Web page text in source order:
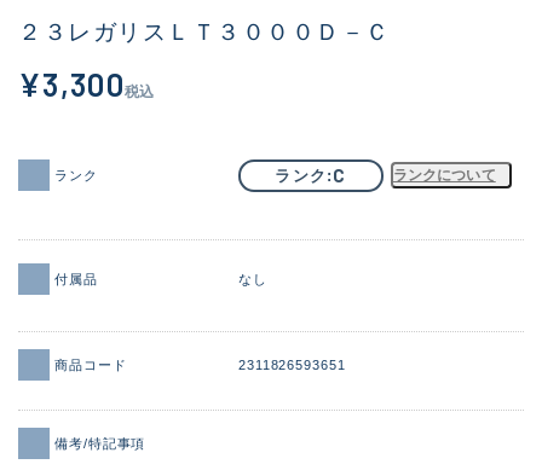
新商品(2054)
価格
２３レガリスＬＴ３０００Ｄ－Ｃ
¥3,300税込
ランク ランク C ランクについて
付属品 なし
商品コード 2311826593651
備考/特記事項